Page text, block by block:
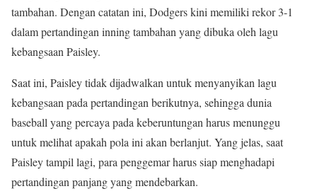
tambahan. Dengan catatan ini, Dodgers kini memiliki rekor 3-1
dalam pertandingan inning tambahan yang dibuka oleh lagu
kebangsaan Paisley.
Saat ini, Paisley tidak dijadwalkan untuk menyanyikan lagu
kebangsaan pada pertandingan berikutnya, sehingga dunia
baseball yang percaya pada keberuntungan harus menunggu
untuk melihat apakah pola ini akan berlanjut. Yang jelas, saat
Paisley tampil lagi, para penggemar harus siap menghadapi
pertandingan panjang yang mendebarkan.